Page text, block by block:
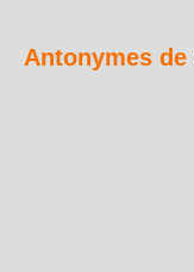
Antonymes de